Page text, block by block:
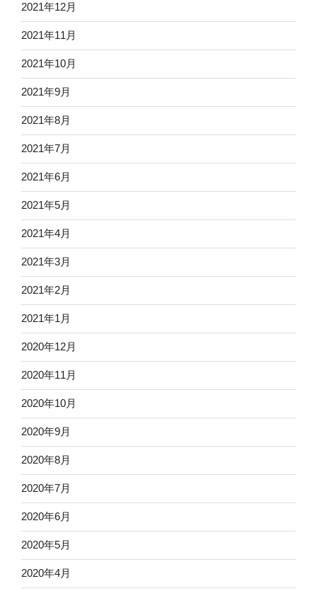
2021年12月
2021年11月
2021年10月
2021年9月
2021年8月
2021年7月
2021年6月
2021年5月
2021年4月
2021年3月
2021年2月
2021年1月
2020年12月
2020年11月
2020年10月
2020年9月
2020年8月
2020年7月
2020年6月
2020年5月
2020年4月